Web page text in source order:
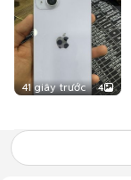
41 giây trước 4